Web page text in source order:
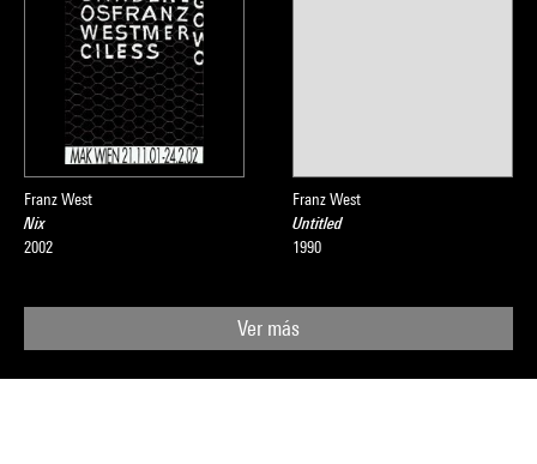
Franz West
Nix
2002
Franz West
Untitled
1990
Ver más